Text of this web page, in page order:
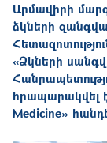
Արմավիրի
ձկների
«Ձկների
հրապարակվել
Medicine»